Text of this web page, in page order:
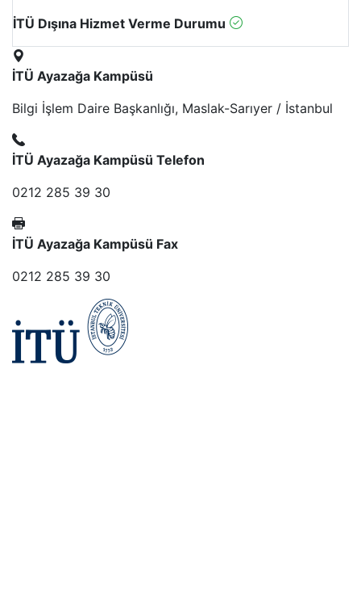
İTÜ Dışına Hizmet Verme Durumu
İTÜ Ayazağa Kampüsü
Bilgi İşlem Daire Başkanlığı, Maslak-Sarıyer / İstanbul
İTÜ Ayazağa Kampüsü Telefon
0212 285 39 30
İTÜ Ayazağa Kampüsü Fax
0212 285 39 30